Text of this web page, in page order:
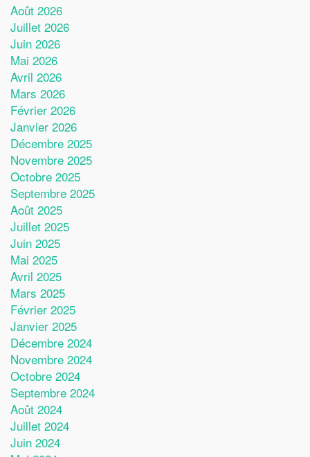
Août 2026
Juillet 2026
Juin 2026
Mai 2026
Avril 2026
Mars 2026
Février 2026
Janvier 2026
Décembre 2025
Novembre 2025
Octobre 2025
Septembre 2025
Août 2025
Juillet 2025
Juin 2025
Mai 2025
Avril 2025
Mars 2025
Février 2025
Janvier 2025
Décembre 2024
Novembre 2024
Octobre 2024
Septembre 2024
Août 2024
Juillet 2024
Juin 2024